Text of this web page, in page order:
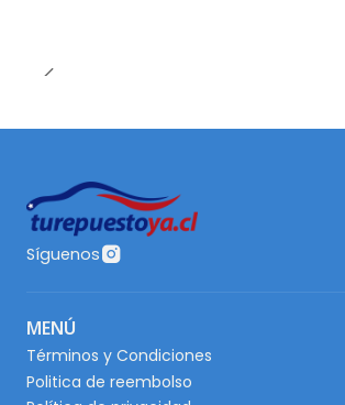
Síguenos
MENÚ
Términos y Condiciones
Politica de reembolso